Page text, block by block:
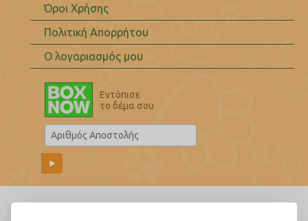
Όροι Χρήσης
Πολιτική Απορρήτου
Ο λογαριασμός μου
Εντόπισε
το δέμα σου